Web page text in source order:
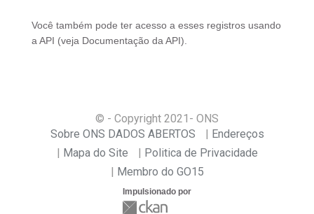
Você também pode ter acesso a esses registros usando
a API (veja Documentação da API ).
© - Copyright 2021 - ONS
Sobre ONS DADOS ABERTOS
Endereços
Mapa do Site
Politica de Privacidade
Membro do GO15
Impulsionado por